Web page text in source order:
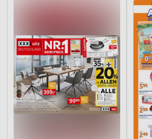
Verwendung reduzierter Daten zur
IAB-Besonderheiten:
Verwendung genauer
Geräte anhand von aktiv
Informationen identifizieren